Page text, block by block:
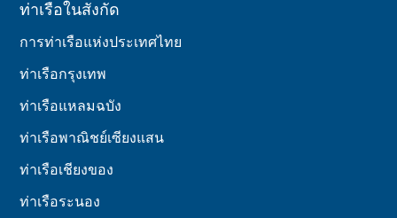
ท่าเรือในสังกัด
การท่าเรือแห่งประเทศไทย
ท่าเรือกรุงเทพ
ท่าเรือแหลมฉบัง
ท่าเรือพาณิชย์เซียงแสน
ท่าเรือเชียงของ
ท่าเรือระนอง